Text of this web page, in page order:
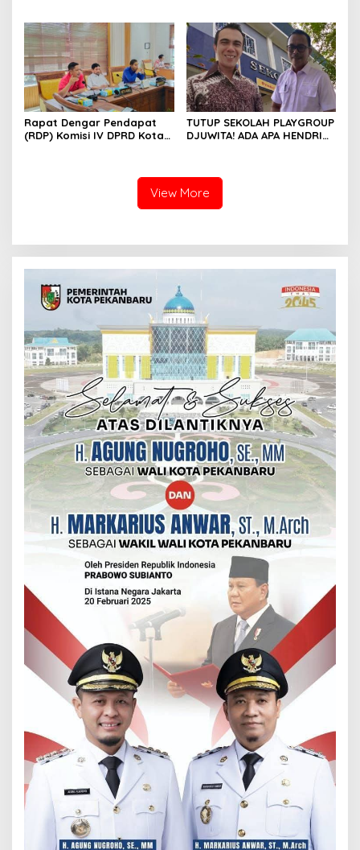
Kabupaten Kepulauan
Meranti
Rapat Dengar Pendapat
(RDP) Komisi IV DPRD Kota
TUTUP SEKOLAH PLAYGROUP
DJUWITA! ADA APA HENDRI
View More